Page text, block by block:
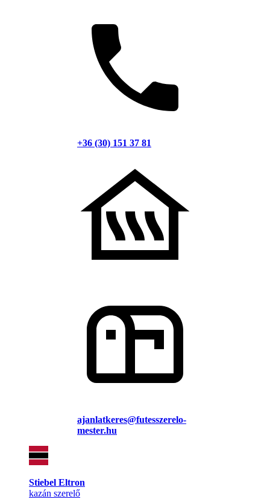
+36 (30) 151 37 81
ajanlatkeres@futesszerelo-
mester.hu
Stiebel Eltron
kazán szerelő